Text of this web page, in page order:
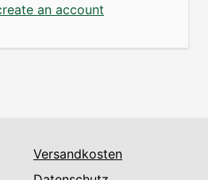
an account
Versandkosten